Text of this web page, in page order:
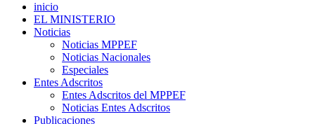
inicio
EL MINISTERIO
Noticias
Noticias MPPEF
Noticias Nacionales
Especiales
Entes Adscritos
Entes Adscritos del MPPEF
Noticias Entes Adscritos
Publicaciones